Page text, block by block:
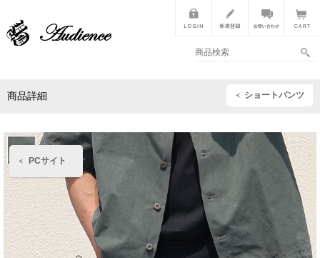
PCサイト
商品詳細 ショートパンツ